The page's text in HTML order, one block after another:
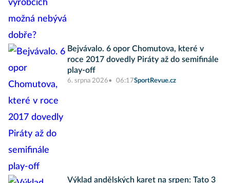
Bejvávalo. 6 opor Chomutova, které v
roce 2017 dovedly Piráty až do semifinále
play-off
6. srpna 2026 06:17SportRevue.cz
Výklad andělských karet na srpen: Tato 3